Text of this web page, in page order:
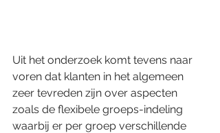
Uit het onderzoek komt tevens naar
voren dat klanten in het algemeen
zeer tevreden zijn over aspecten
zoals de flexibele groeps-indeling
waarbij er per groep verschillende